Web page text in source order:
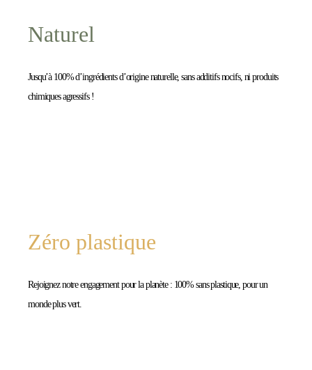
Naturel
Jusqu’à 100% d’ingrédients d’origine naturelle, sans additifs nocifs, ni produits
chimiques agressifs !
Zéro plastique
Rejoignez notre engagement pour la planète : 100% sans plastique, pour un
monde plus vert.